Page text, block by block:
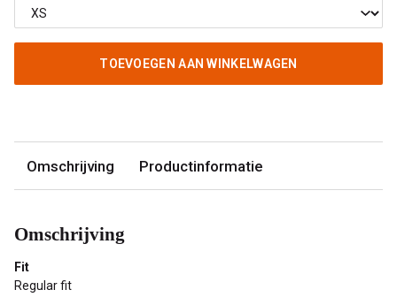
TOEVOEGEN AAN WINKELWAGEN
Omschrijving Productinformatie
Omschrijving
Fit
Regular fit